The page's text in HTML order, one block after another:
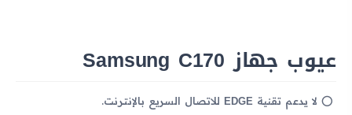
عيوب جهاز Samsung C170
لا يدعم تقنية EDGE للاتصال السريع بالإنترنت.